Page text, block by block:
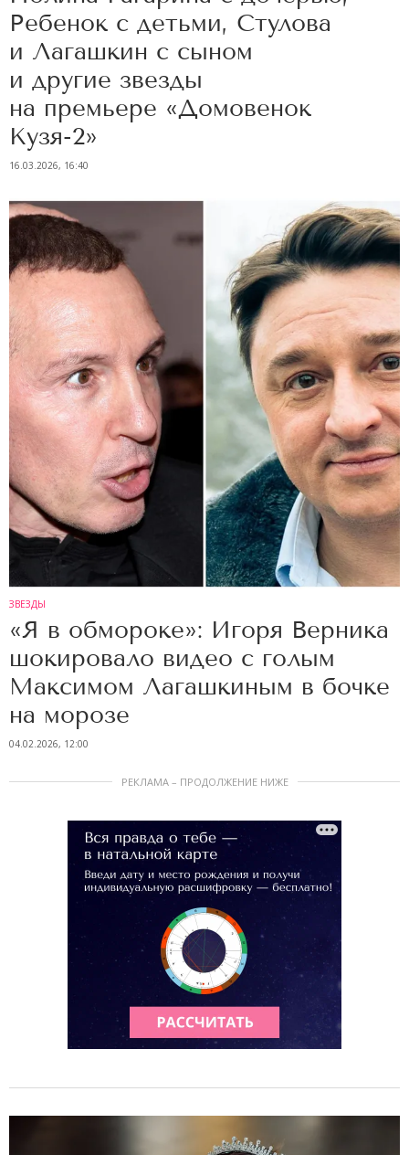
Ребенок с детьми, Стулова
и Лагашкин с сыном
и другие звезды
на премьере «Домовенок
Кузя-2»
16.03.2026, 16:40
ЗВЕЗДЫ
«Я в обмороке»: Игоря Верника
шокировало видео с голым
Максимом Лагашкиным в бочке
на морозе
04.02.2026, 12:00
РЕКЛАМА – ПРОДОЛЖЕНИЕ НИЖЕ